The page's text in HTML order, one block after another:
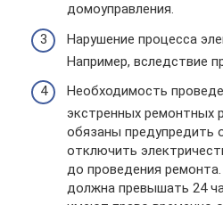
домоуправления.
Нарушение процесса
Например, вследствие
Необходимость
экстренных ремонтных
обязаны предупредить
отключить
до проведения
должна превышать 24